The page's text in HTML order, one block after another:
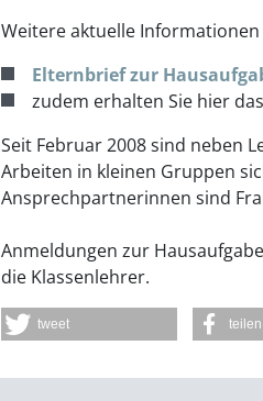
Weitere aktuelle Informationen
Elternbrief zur
zudem erhalten Sie hier das
Seit Februar 2008 sind neben
Arbeiten in kleinen Gruppen
Ansprechpartnerinnen sind
Anmeldungen zur
die Klassenlehrer.
tweet teilen